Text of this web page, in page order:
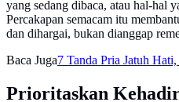
yang sedang dibaca, atau hal-hal
Percakapan semacam itu
dan dihargai, bukan dianggap
Baca Juga7 Tanda Pria Jatuh
Prioritaskan